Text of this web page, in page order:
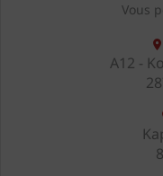
Vous
A12 -